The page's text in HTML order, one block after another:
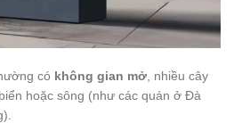
có không gian mở, nhiều cây
hoặc sông (như các quán ở Đà